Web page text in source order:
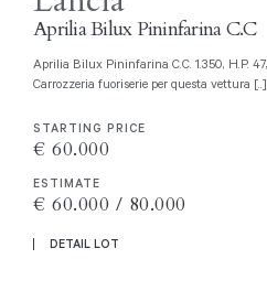
Aprilia Bilux Pininfarina C.C
Aprilia Bilux Pininfarina C.C. 1.350, H.P. 47, anno di produzione: 1939.
Carrozzeria fuoriserie per questa vettura [..]
STARTING PRICE
€ 60.000
ESTIMATE
€ 60.000 / 80.000
DETAIL LOT